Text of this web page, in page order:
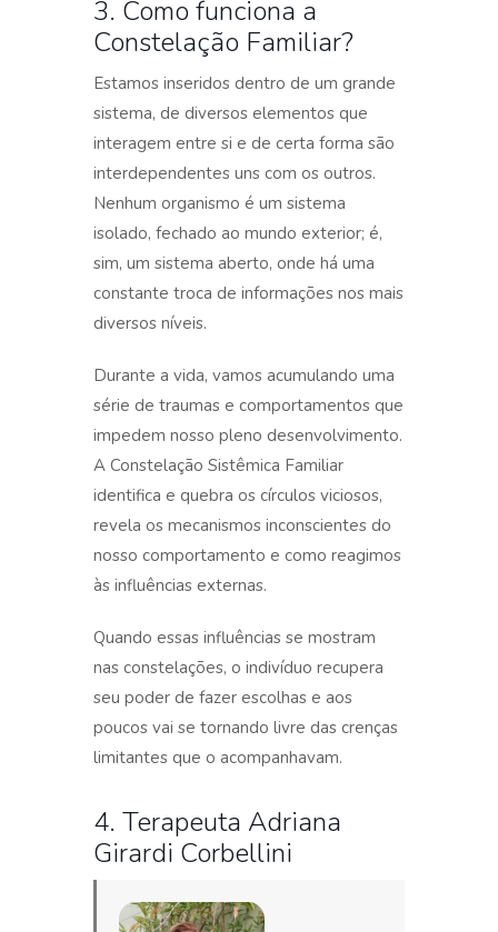
3. Como funciona a
Constelação Familiar?
Estamos inseridos dentro de um grande
sistema, de diversos elementos que
interagem entre si e de certa forma são
interdependentes uns com os outros.
Nenhum organismo é um sistema
isolado, fechado ao mundo exterior; é,
sim, um sistema aberto, onde há uma
constante troca de informações nos mais
diversos níveis.
Durante a vida, vamos acumulando uma
série de traumas e comportamentos que
impedem nosso pleno desenvolvimento.
A Constelação Sistêmica Familiar
identifica e quebra os círculos viciosos,
revela os mecanismos inconscientes do
nosso comportamento e como reagimos
às influências externas.
Quando essas influências se mostram
nas constelações, o indivíduo recupera
seu poder de fazer escolhas e aos
poucos vai se tornando livre das crenças
limitantes que o acompanhavam.
4. Terapeuta Adriana
Girardi Corbellini